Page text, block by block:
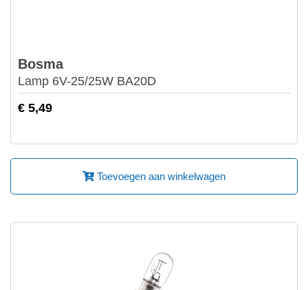
Bosma
Lamp 6V-25/25W BA20D
€ 5,49
Toevoegen aan winkelwagen